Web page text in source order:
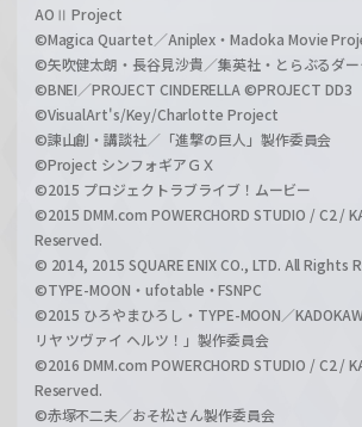
AOⅡ Project
©Magica Quartet／Aniplex・Madoka Movie
©矢吹健太朗・長谷見沙貴／集英社・とらぶるダ
©BNEI／PROJECT CINDERELLA ©PROJECT DD3
©VisualArt's/Key/Charlotte Project
©諫山創・講談社／「進撃の巨人」製作委員会
©Project シンフォギアＧＸ
©2015 プロジェクトラブライブ！ムービー
©2015 DMM.com POWERCHORD STUDIO / C2 /
Reserved.
© 2014, 2015 SQUARE ENIX CO., LTD. All Rights
©TYPE-MOON・ufotable・FSNPC
©2015 ひろやまひろし・TYPE-MOON／
リヤ ツヴァイ ヘルツ！」製作委員会
©2016 DMM.com POWERCHORD STUDIO / C2 /
Reserved.
©赤塚不二夫／おそ松さん製作委員会